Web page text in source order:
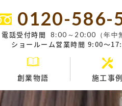
0120-586-
電話受付時間 8:00～20:00（年中
ショールーム営業時間 9:00～
創業物語 施工事例